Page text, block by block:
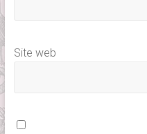
Site web